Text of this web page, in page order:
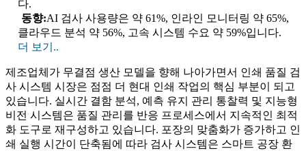
다.
동향:AI 검사 사용량은 약 61%, 인라인 모니터링 약 65%,
클라우드 분석 약 56%, 고속 시스템 수요 약 59%입니다.
더 보기..
제조업체가 무결점 생산 모델을 향해 나아가면서 인쇄 품질 검
사 시스템 시장은 점점 더 현대 인쇄 작업의 핵심 부분이 되고
있습니다. 실시간 결함 분석, 예측 유지 관리 통찰력 및 지능형
비전 시스템은 품질 관리를 반응 프로세스에서 지속적인 최적
화 도구로 재구성하고 있습니다. 포장의 맞춤화가 증가하고 인
쇄 실행 시간이 단축됨에 따라 검사 시스템은 스마트 공장 환